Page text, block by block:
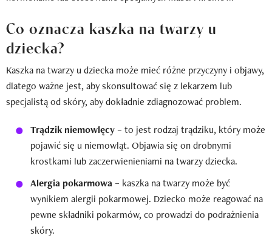
Co oznacza kaszka na twarzy u
dziecka?
Kaszka na twarzy u dziecka może mieć różne przyczyny i objawy,
dlatego ważne jest, aby skonsultować się z lekarzem lub
specjalistą od skóry, aby dokładnie zdiagnozować problem.
Trądzik niemowlęcy – to jest rodzaj trądziku, który może
pojawić się u niemowląt. Objawia się on drobnymi
krostkami lub zaczerwienieniami na twarzy dziecka.
Alergia pokarmowa – kaszka na twarzy może być
wynikiem alergii pokarmowej. Dziecko może reagować na
pewne składniki pokarmów, co prowadzi do podrażnienia
skóry.